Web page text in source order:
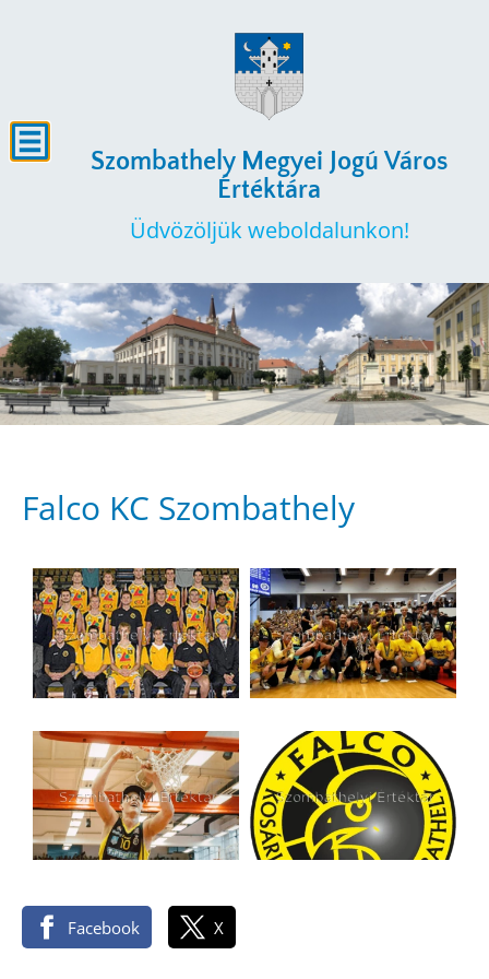
Szombathely Megyei Jogú Város
Értéktára
Üdvözöljük weboldalunkon!
Falco KC Szombathely
Facebook X